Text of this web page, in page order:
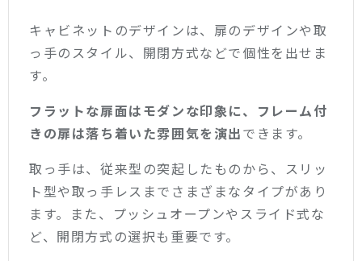
キャビネットのデザインは、扉のデザインや取
っ手のスタイル、開閉方式などで個性を出せま
す。
フラットな扉面はモダンな印象に、フレーム付
きの扉は落ち着いた雰囲気を演出できます。
取っ手は、従来型の突起したものから、スリッ
ト型や取っ手レスまでさまざまなタイプがあり
ます。また、プッシュオープンやスライド式な
ど、開閉方式の選択も重要です。